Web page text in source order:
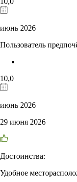
июнь 2026
Пользователь
10,0
июнь 2026
29 июня 2026
Достоинства:
Удобное